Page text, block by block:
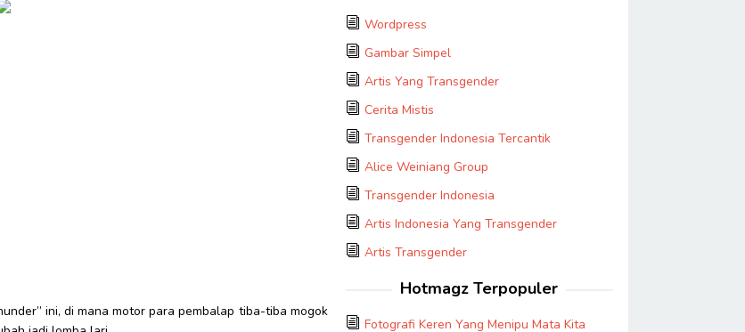
ini, di mana motor para pembalap tiba-tiba mogok
Wordpress
Gambar Simpel
Artis Yang Transgender
Cerita Mistis
Transgender Indonesia Tercantik
Alice Weiniang Group
Transgender Indonesia
Artis Indonesia Yang Transgender
Artis Transgender
Hotmagz Terpopuler
Fotografi Keren Yang Menipu Mata Kita